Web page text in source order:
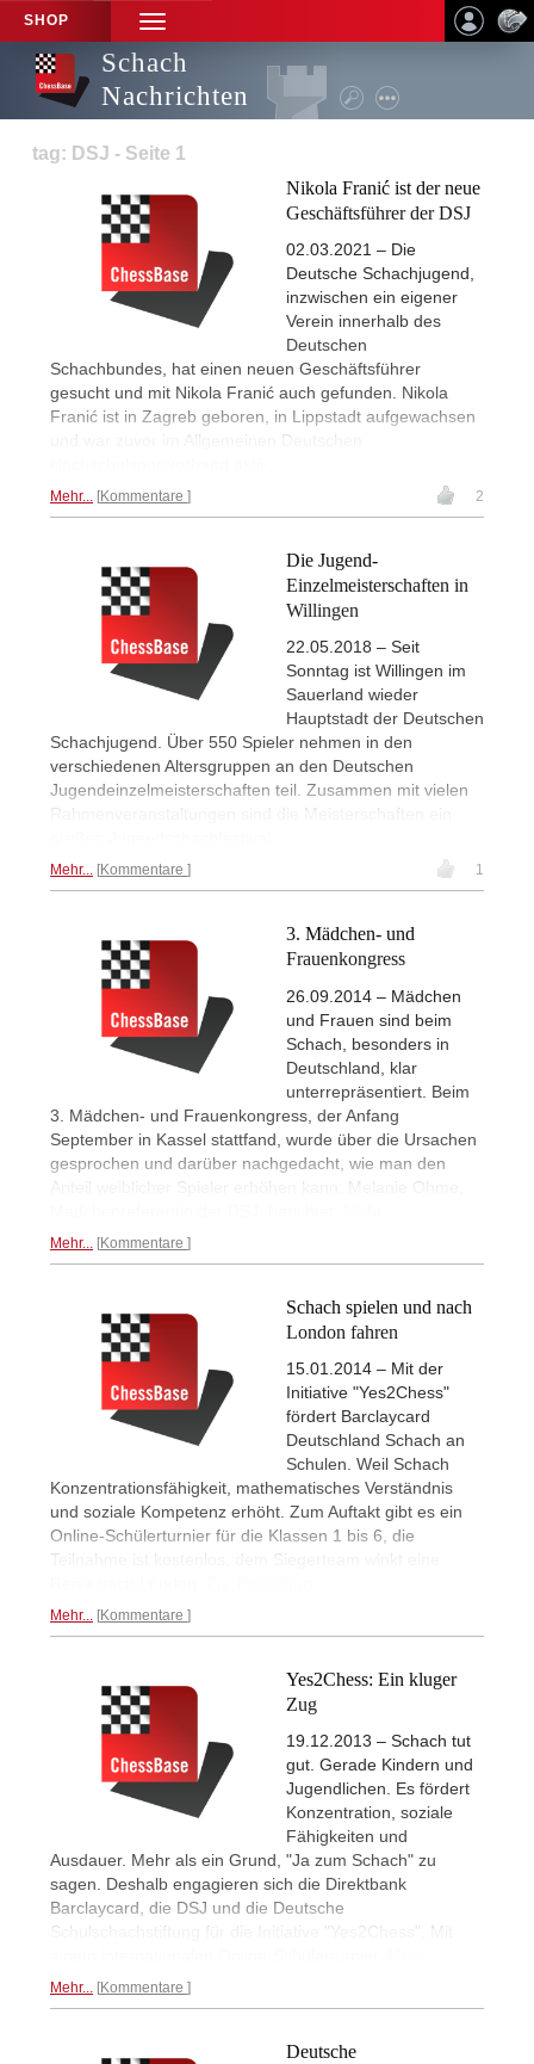
SHOP
TOGGLE
NAVIGATION
Schach
Nachrichten
tag: DSJ - Seite 1
Nikola Franić ist der neue
Geschäftsführer der DSJ
02.03.2021 – Die
Deutsche Schachjugend,
inzwischen ein eigener
Verein innerhalb des
Deutschen
Schachbundes, hat einen neuen Geschäftsführer
gesucht und mit Nikola Franić auch gefunden. Nikola
Franić ist in Zagreb geboren, in Lippstadt aufgewachsen
und war zuvor im Allgemeinen Deutschen
Mehr... Kommentare 2
Die Jugend-
Einzelmeisterschaften in
Willingen
22.05.2018 – Seit
Sonntag ist Willingen im
Sauerland wieder
Hauptstadt der Deutschen
Schachjugend. Über 550 Spieler nehmen in den
verschiedenen Altersgruppen an den Deutschen
Jugendeinzelmeisterschaften teil. Zusammen mit vielen
Rahmenveranstaltungen sind die Meisterschaften ein
Mehr... Kommentare 1
3. Mädchen- und
Frauenkongress
26.09.2014 – Mädchen
und Frauen sind beim
Schach, besonders in
Deutschland, klar
unterrepräsentiert. Beim
3. Mädchen- und Frauenkongress, der Anfang
September in Kassel stattfand, wurde über die Ursachen
gesprochen und darüber nachgedacht, wie man den
Anteil weiblicher Spieler erhöhen kann. Melanie Ohme,
Mehr... Kommentare
Schach spielen und nach
London fahren
15.01.2014 – Mit der
Initiative "Yes2Chess"
fördert Barclaycard
Deutschland Schach an
Schulen. Weil Schach
Konzentrationsfähigkeit, mathematisches Verständnis
und soziale Kompetenz erhöht. Zum Auftakt gibt es ein
Online-Schülerturnier für die Klassen 1 bis 6, die
Teilnahme ist kostenlos, dem Siegerteam winkt eine
Mehr... Kommentare
Yes2Chess: Ein kluger
Zug
19.12.2013 – Schach tut
gut. Gerade Kindern und
Jugendlichen. Es fördert
Konzentration, soziale
Fähigkeiten und
Ausdauer. Mehr als ein Grund, "Ja zum Schach" zu
sagen. Deshalb engagieren sich die Direktbank
Barclaycard, die DSJ und die Deutsche
Schulschachstiftung für die Initiative "Yes2Chess". Mit
Mehr... Kommentare
Deutsche